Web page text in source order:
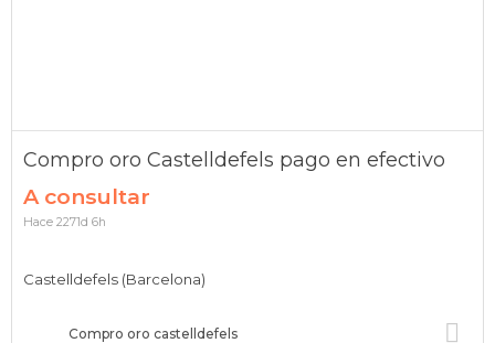
Compro oro Castelldefels pago en efectivo
A consultar
Compro oro castelldefels
Castelldefels (Barcelona)
Hace 2271d 6h